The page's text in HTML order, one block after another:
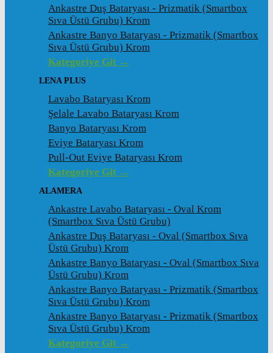
Ankastre Duş Bataryası - Prizmatik (Smartbox
Sıva Üstü Grubu) Krom
Ankastre Banyo Bataryası - Prizmatik (Smartbox
Sıva Üstü Grubu) Krom
Kategoriye Git →
LENA PLUS
Lavabo Bataryası Krom
Şelale Lavabo Bataryası Krom
Banyo Bataryası Krom
Eviye Bataryası Krom
Pull-Out Eviye Bataryası Krom
Kategoriye Git →
ALAMERA
Ankastre Lavabo Bataryası - Oval Krom
(Smartbox Sıva Üstü Grubu)
Ankastre Duş Bataryası - Oval (Smartbox Sıva
Üstü Grubu) Krom
Ankastre Banyo Bataryası - Oval (Smartbox Sıva
Üstü Grubu) Krom
Ankastre Banyo Bataryası - Prizmatik (Smartbox
Sıva Üstü Grubu) Krom
Ankastre Banyo Bataryası - Prizmatik (Smartbox
Sıva Üstü Grubu) Krom
Kategoriye Git →